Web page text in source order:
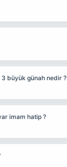
3 büyük günah nedir ?
imam hatip ?